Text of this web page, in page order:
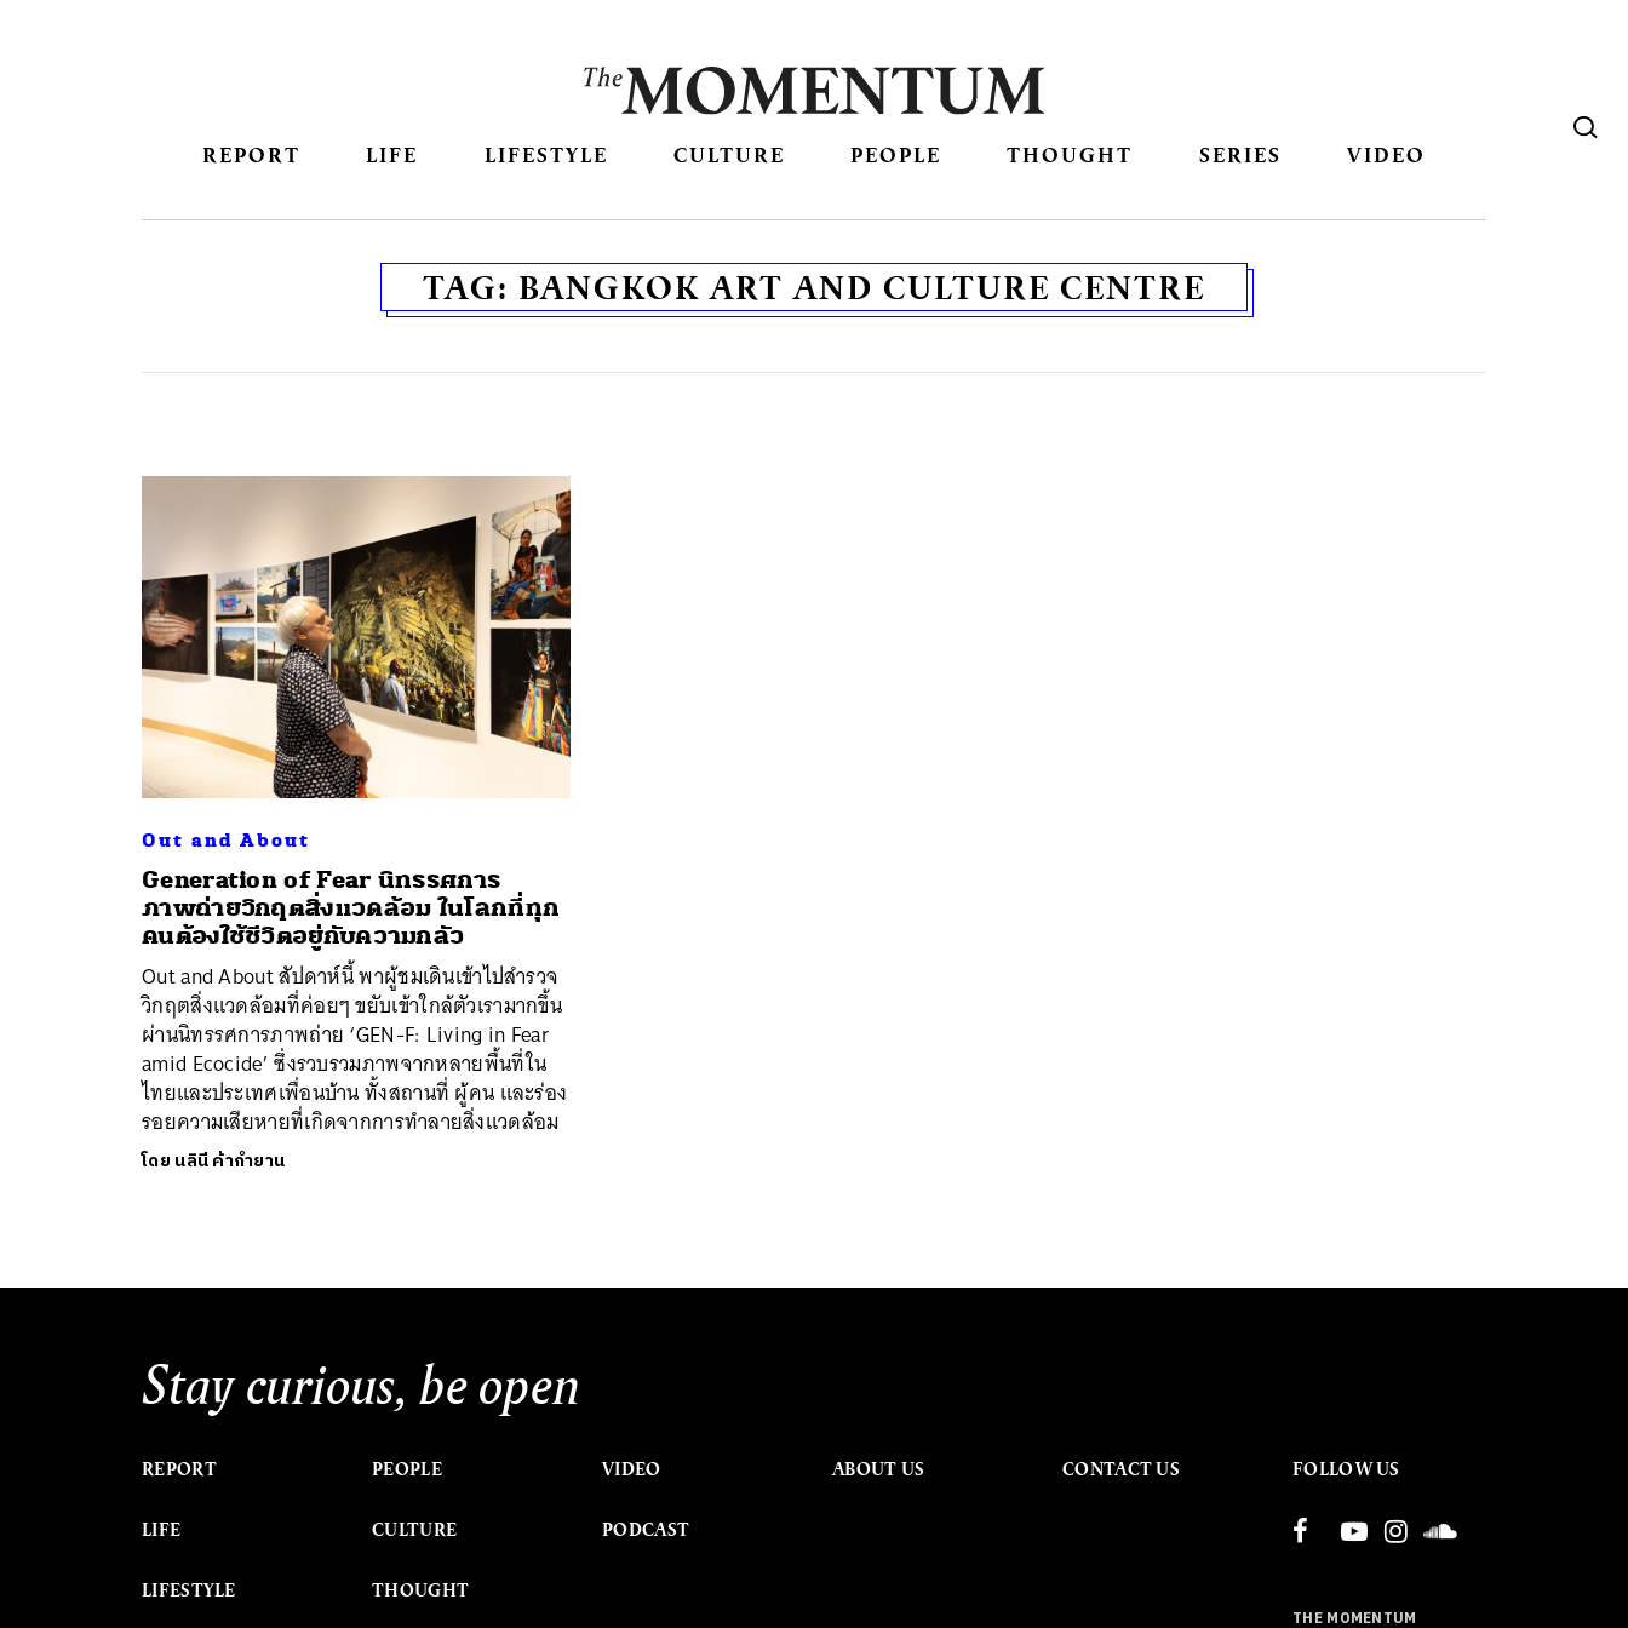
REPORT LIFE LIFESTYLE CULTURE PEOPLE THOUGHT SERIES VIDEO
TAG: BANGKOK ART AND CULTURE CENTRE
Out and About
Generation of Fear นิทรรศการ
ภาพถ่ายวิกฤตสิ่งแวดล้อม ในโลกที่ทุก
คนต้องใช้ชีวิตอยู่กับความกลัว
Out and About สัปดาห์นี้ พาผู้ชมเดินเข้าไปสำรวจ
วิกฤตสิ่งแวดล้อมที่ค่อยๆ ขยับเข้าใกล้ตัวเรามากขึ้น
ผ่านนิทรรศการภาพถ่าย ‘GEN-F: Living in Fear
amid Ecocide’ ซึ่งรวบรวมภาพจากหลายพื้นที่ใน
ไทยและประเทศเพื่อนบ้าน ทั้งสถานที่ ผู้คน และร่อง
รอยความเสียหายที่เกิดจากการทำลายสิ่งแวดล้อม
โดย นลินี ค้ากำยาน
Stay curious, be open
REPORT
LIFE
LIFESTYLE
PEOPLE
CULTURE
THOUGHT
VIDEO
PODCAST
ABOUT US CONTACT US FOLLOW US
THE MOMENTUM
ค้นหา